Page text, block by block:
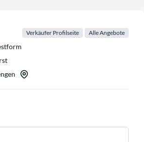
Verkäufer Profilseite Alle Angebote